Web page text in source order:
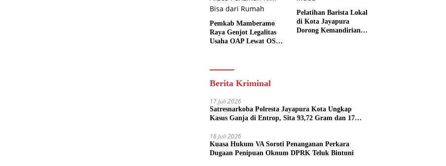
Pemkab Mamberamo
Raya Genjot Legalitas
Usaha OAP Lewat OSS,
Pelatihan Barista Lokal
di Kota Jayapura
Dorong Kemandirian
Berita Kriminal
17 Juli 2026
Satresnarkoba Polresta Jayapura Kota Ungkap
Kasus Ganja di Entrop, Sita 93,72 Gram dan 17
16 Juli 2026
Kuasa Hukum VA Soroti Penanganan Perkara
Dugaan Penipuan Oknum DPRK Teluk Bintuni